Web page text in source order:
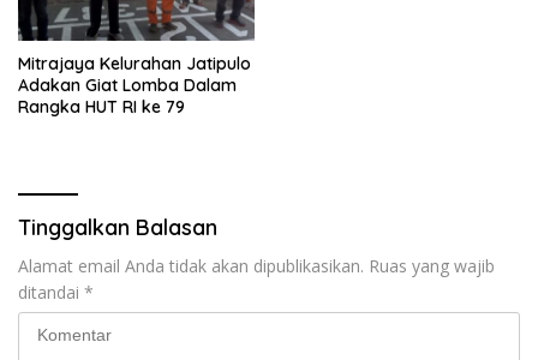
Mitrajaya Kelurahan Jatipulo
Adakan Giat Lomba Dalam
Rangka HUT RI ke 79
Tinggalkan Balasan
Alamat email Anda tidak akan dipublikasikan. Ruas yang wajib
ditandai *